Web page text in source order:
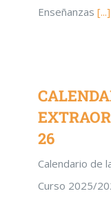
Enseñanzas [...]
26
Calendario de
Curso 2025/